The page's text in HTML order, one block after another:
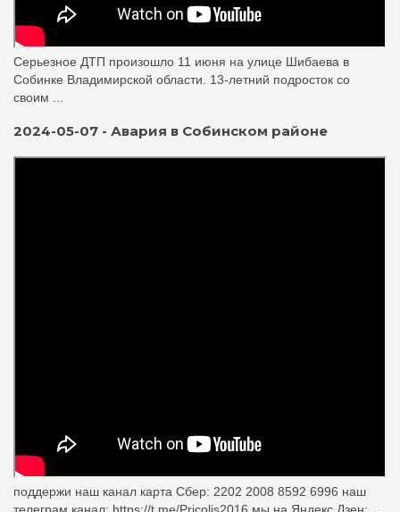
Серьезное ДТП произошло 11 июня на улице Шибаева в
Собинке Владимирской области. 13-летний подросток со
своим ...
2024-05-07 - Авария в Собинском районе
поддержи наш канал карта Сбер: 2202 2008 8592 6996 наш